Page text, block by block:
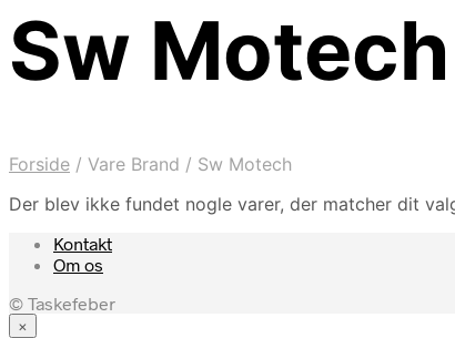
Sw Motech
Forside / Vare Brand / Sw Motech
Der blev ikke fundet nogle varer, der matcher dit
Kontakt
Om os
© Taskefeber
×